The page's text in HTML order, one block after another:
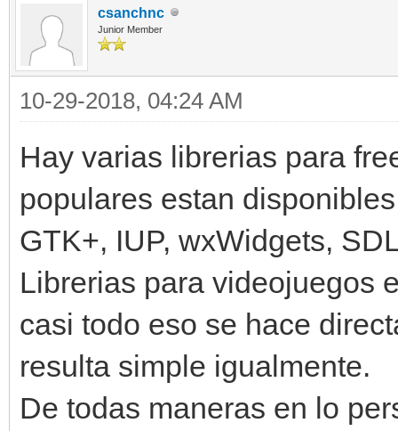
csanchnc
Junior Member
10-29-2018, 04:24 AM
Hay varias librerias para
populares estan
GTK+, IUP, wxWidgets,
Librerias para videojuegos
casi todo eso se hace
resulta simple igualmente.
De todas maneras en lo